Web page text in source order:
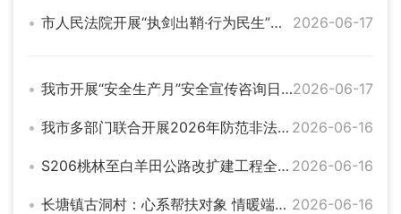
市人民法院开展“执剑出鞘·行为民生”端午夜间突击执行行动 2026-06-17
我市开展“安全生产月”安全宣传咨询日活动2026-06-17
我市多部门联合开展2026年防范非法金融活动集中宣传日活动 2026-06-16
S206桃林至白羊田公路改扩建工程全线通车 2026-06-16
长塘镇古洞村：心系帮扶对象 情暖端午佳节 2026-06-16